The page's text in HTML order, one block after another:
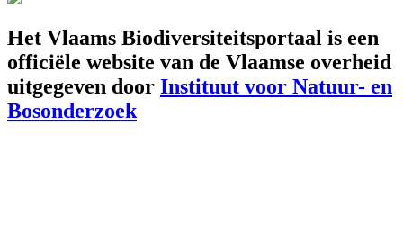
Het Vlaams Biodiversiteitsportaal is een
officiële website van de Vlaamse overheid
uitgegeven door Instituut voor Natuur- en
Bosonderzoek